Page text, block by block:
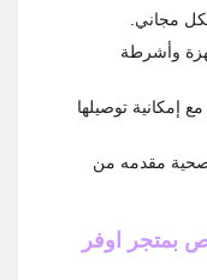
مجاني.
وأشرطة
إمكانية توصيلها
مقدمه من
بمتجر اوفر